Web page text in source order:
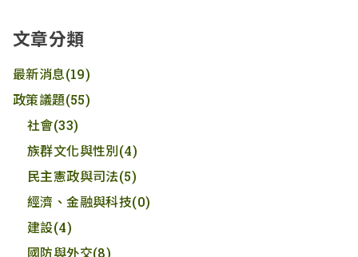
文章分類
最新消息(19)
政策議題(55)
社會(33)
族群文化與性別(4)
民主憲政與司法(5)
經濟、金融與科技(0)
建設(4)
國防與外交(8)